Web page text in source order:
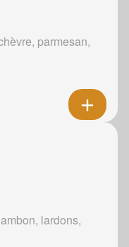
parmesan,
lardons,